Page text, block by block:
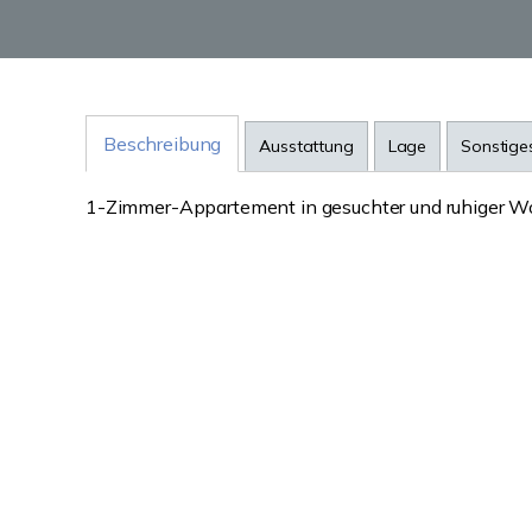
Beschreibung Ausstattung Lage
1-Zimmer-Appartement in gesuchter und ruhiger